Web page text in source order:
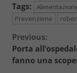
Tags:
Prevenzione
Continue
Reading
Previous:
Porta
fanno una